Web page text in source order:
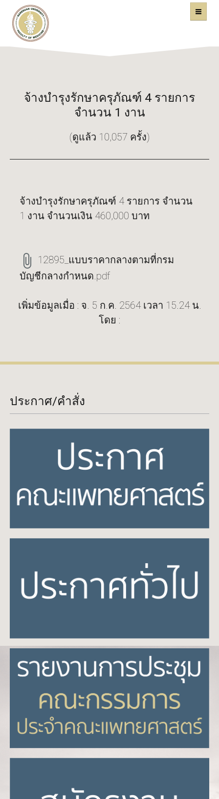
คณะแพทยศาสตร์
จ้างบำรุงรักษาครุภัณฑ์ 4 รายการ
จำนวน 1 งาน
(ดูแล้ว 10,057 ครั้ง)
จ้างบำรุงรักษาครุภัณฑ์ 4 รายการ จำนวน
1 งาน จำนวนเงิน 460,000 บาท
12895_แบบราคากลางตามที่กรม
บัญชีกลางกำหนด.pdf
เพิ่มข้อมูลเมื่อ : จ. 5 ก.ค. 2564 เวลา 15.24 น.
โดย :
ประกาศ/คำสั่ง